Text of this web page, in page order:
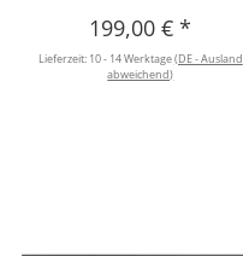
199,00 €*
Lieferzeit: 10 - 14 Werktage(DE - Ausland
abweichend)